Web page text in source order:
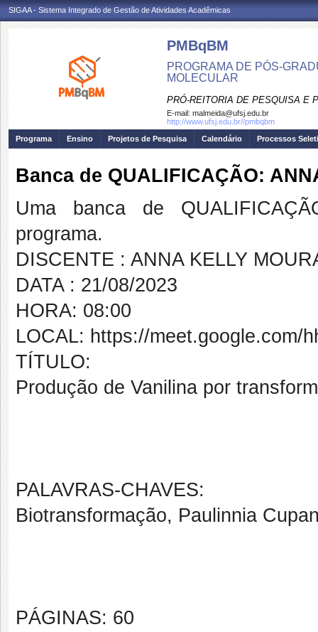
SIGAA - Sistema Integrado de Gestão de Atividades Acadêmicas
PMBqBM
PROGRAMA DE PÓS-
MOLECULAR
PRÓ-REITORIA DE PESQUISA E
E-mail: malmeida@ufsj.edu.br
http://www.ufsj.edu.br//pmbqbm
Programa
Ensino Projetos de Pesquisa Calendário Processos
Banca de QUALIFICAÇÃO:
Uma banca de
programa.
DISCENTE : ANNA KELLY
DATA : 21/08/2023
HORA: 08:00
LOCAL: https://meet.google.com/
TÍTULO:
Produção de Vanilina por
PALAVRAS-CHAVES:
Biotransformação, Paulinnia
PÁGINAS: 60